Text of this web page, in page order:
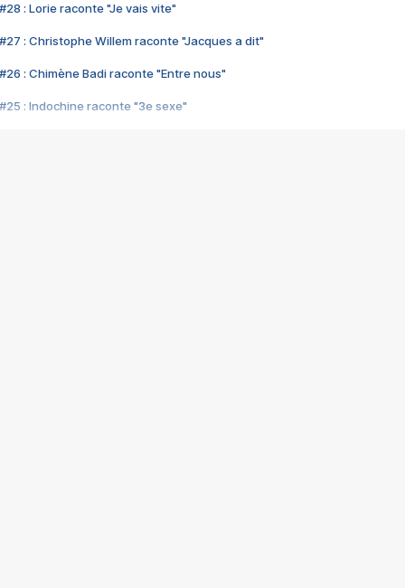
#28 : Lorie raconte "Je vais vite"
#27 : Christophe Willem raconte "Jacques a dit"
#26 : Chimène Badi raconte "Entre nous"
#25 : Indochine raconte "3e sexe"